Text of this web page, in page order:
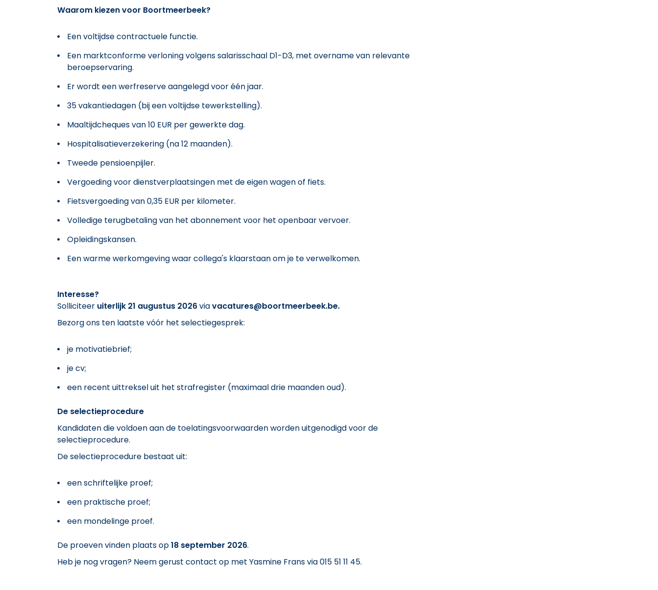
Waarom kiezen voor Boortmeerbeek?
Een voltijdse contractuele functie.
Een marktconforme verloning volgens salarisschaal D1-D3, met overname van relevante
beroepservaring.
Er wordt een werfreserve aangelegd voor één jaar.
35 vakantiedagen (bij een voltijdse tewerkstelling).
Maaltijdcheques van 10 EUR per gewerkte dag.
Hospitalisatieverzekering (na 12 maanden).
Tweede pensioenpijler.
Vergoeding voor dienstverplaatsingen met de eigen wagen of fiets.
Fietsvergoeding van 0,35 EUR per kilometer.
Volledige terugbetaling van het abonnement voor het openbaar vervoer.
Opleidingskansen.
Een warme werkomgeving waar collega's klaarstaan om je te verwelkomen.
Interesse?
Solliciteer uiterlijk 21 augustus 2026viavacatures@boortmeerbeek.be.
Bezorg ons ten laatste vóór het selectiegesprek:
je motivatiebrief;
je cv;
een recent uittreksel uit het strafregister (maximaal drie maanden oud).
De selectieprocedure
Kandidaten die voldoen aan de toelatingsvoorwaarden worden uitgenodigd voor de
selectieprocedure.
De selectieprocedure bestaat uit:
een schriftelijke proef;
een praktische proef;
een mondelinge proef.
De proeven vinden plaats op18 september 2026.
Heb je nog vragen? Neem gerust contact op met Yasmine Frans via 015 51 11 45.